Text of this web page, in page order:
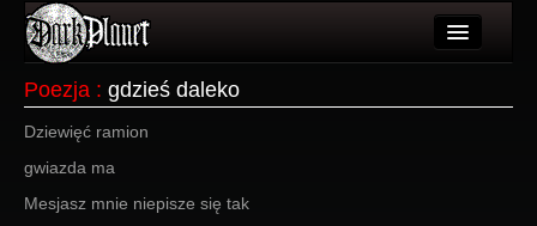
Wydarzenia
Galeria
Poezja : gdzieś daleko
Dziewięć ramion
gwiazda ma
Mesjasz mnie niepisze się tak